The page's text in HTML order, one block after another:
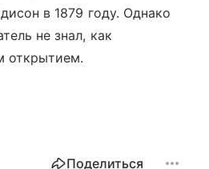
в 1879 году. Однако
не знал, как
открытием.
Поделиться